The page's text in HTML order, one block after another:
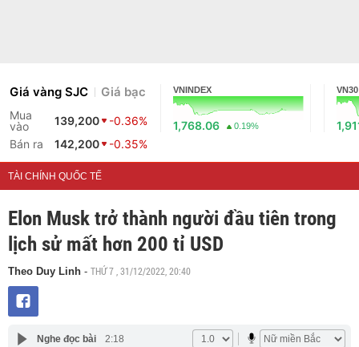
Giá vàng SJC Giá bạc
Mua
vào
139,200
-0.36%
Bán ra
142,200 -0.35%
VNINDEX
1,768.06 0.19%
VN30
TÀI CHÍNH QUỐC TẾ
Elon Musk trở thành người đầu tiên trong
lịch sử mất hơn 200 tỉ USD
Theo Duy Linh - THỨ 7 , 31/12/2022, 20:40
Nghe đọc bài 2:18